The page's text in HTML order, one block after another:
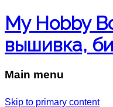
My Hobby
вышивка,
Main menu
Skip to primary content